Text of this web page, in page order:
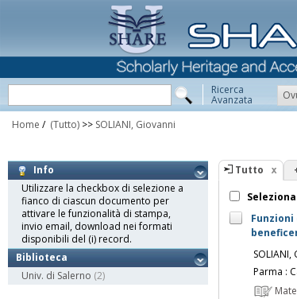
Ricerca
Avanzata
Home / (Tutto) >> SOLIANI, Giovanni
Info
Utilizzare la checkbox di selezione a
fianco di ciascun documento per
attivare le funzionalità di stampa,
invio email, download nei formati
disponibili del (i) record.
Biblioteca
Univ. di Salerno (2)
Tutto
SOLIANI,
Parma :